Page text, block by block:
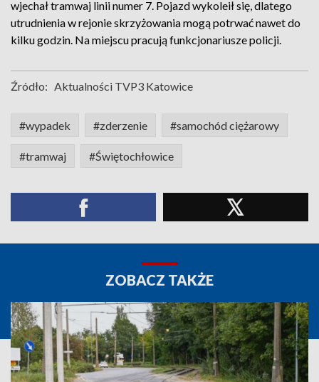
wjechał tramwaj linii numer 7. Pojazd wykoleił się, dlatego
utrudnienia w rejonie skrzyżowania mogą potrwać nawet do
kilku godzin. Na miejscu pracują funkcjonariusze policji.
Źródło: Aktualności TVP3 Katowice
#wypadek #zderzenie #samochód ciężarowy
#tramwaj #Świętochłowice
ZOBACZ TAKŻE